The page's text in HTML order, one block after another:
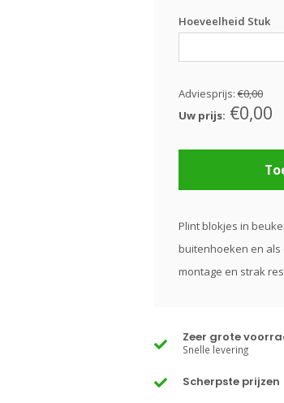
Hoeveelheid Stuk
Adviesprijs:€0,00
Uw prijs: €0,00
Plint blokjes in
buitenhoeken en als
montage en strak
Zeer grote
Snelle levering
Scherpste prijzen